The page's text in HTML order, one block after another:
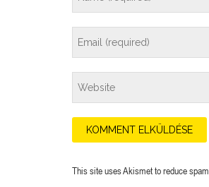
This site uses Akismet to reduce spam.